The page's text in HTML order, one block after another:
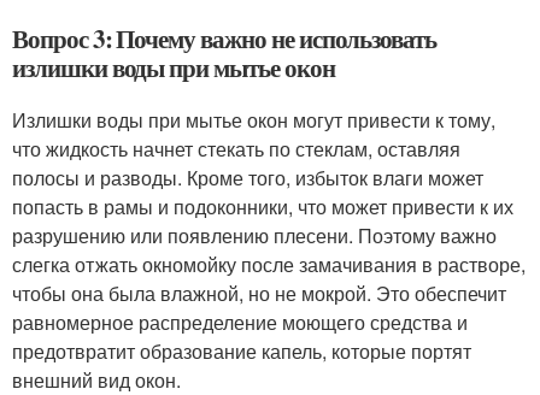
Вопрос 3: Почему важно не использовать
излишки воды при мытье окон
Излишки воды при мытье окон могут привести к тому,
что жидкость начнет стекать по стеклам, оставляя
полосы и разводы. Кроме того, избыток влаги может
попасть в рамы и подоконники, что может привести к их
разрушению или появлению плесени. Поэтому важно
слегка отжать окномойку после замачивания в растворе,
чтобы она была влажной, но не мокрой. Это обеспечит
равномерное распределение моющего средства и
предотвратит образование капель, которые портят
внешний вид окон.